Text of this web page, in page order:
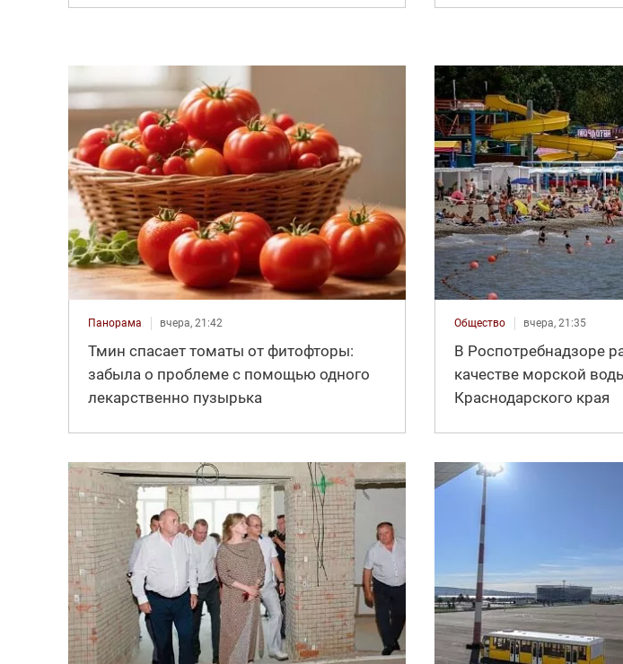
Панорама вчера, 21:42
Тмин спасает томаты от фитофторы:
забыла о проблеме с помощью одного
лекарственно пузырька
Общество вчера, 21:35
В Роспотребнадзоре
качестве морской
Краснодарского края